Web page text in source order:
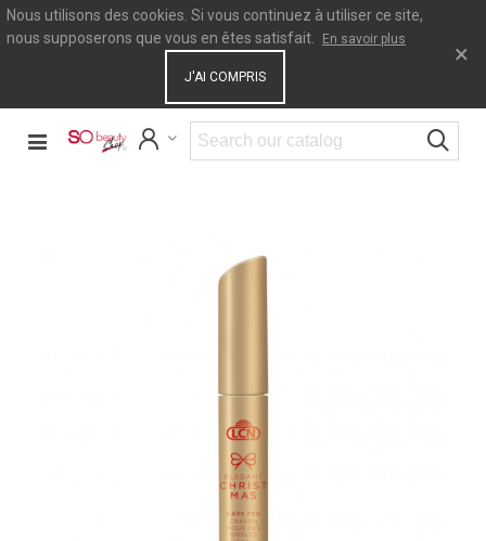
Nous utilisons des cookies. Si vous continuez à utiliser ce site,
nous supposerons que vous en êtes satisfait.
En savoir plus
J'AI COMPRIS
×